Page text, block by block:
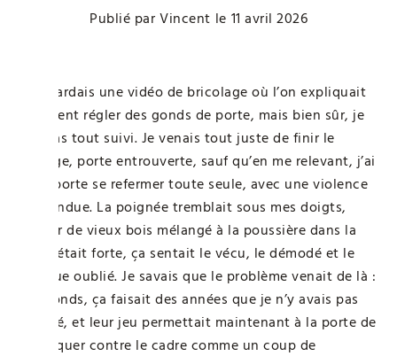
Publié par Vincent le 11 avril 2026
Je regardais une vidéo de bricolage où l’on expliquait
comment régler des gonds de porte, mais bien sûr, je
n’ai pas tout suivi. Je venais tout juste de finir le
ménage, porte entrouverte, sauf qu’en me relevant, j’ai
vu la porte se refermer toute seule, avec une violence
inattendue. La poignée tremblait sous mes doigts,
l’odeur de vieux bois mélangé à la poussière dans la
pièce était forte, ça sentait le vécu, le démodé et le
presque oublié. Je savais que le problème venait de là :
ces gonds, ça faisait des années que je n’y avais pas
touché, et leur jeu permettait maintenant à la porte de
se plaquer contre le cadre comme un coup de